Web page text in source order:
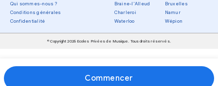
Qui sommes-nous ?
Conditions générales
Confidentialité
Braine-l'Alleud
Bruxelles
Charleroi
Namur
Waterloo
Wépion
© Copyright 2026 Ecoles Privées de Musique. Tous droits réservés.
Commencer